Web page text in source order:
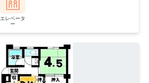
エレベータ
ー